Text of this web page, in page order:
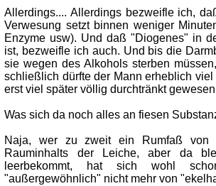
Allerdings.... Allerdings bezweifle ich,
Verwesung setzt binnen weniger
Enzyme usw). Und daß "Diogenes" in
ist, bezweifle ich auch. Und bis die
sie wegen des Alkohols sterben
schließlich dürfte der Mann erheblich
erst viel später völlig durchtränkt
Was sich da noch alles an fiesen
Naja, wer zu zweit ein Rumfaß von
Rauminhalts der Leiche, aber da
leerbekommt, hat sich wohl
"außergewöhnlich" nicht mehr von